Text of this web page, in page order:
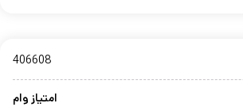
406608
امتیاز وام